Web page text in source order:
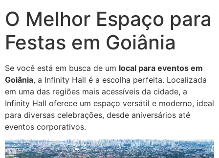
O Melhor Espaço para
Festas em Goiânia
Se você está em busca de um local para eventos em
Goiânia, a Infinity Hall é a escolha perfeita. Localizada
em uma das regiões mais acessíveis da cidade, a
Infinity Hall oferece um espaço versátil e moderno, ideal
para diversas celebrações, desde aniversários até
eventos corporativos.